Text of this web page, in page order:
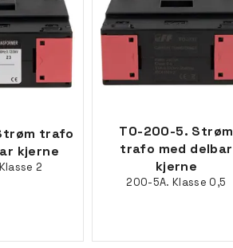
trafo
kjerne
2
TO-200-5. Strøm
trafo med delbar
kjerne
200-5A. Klasse 0,5